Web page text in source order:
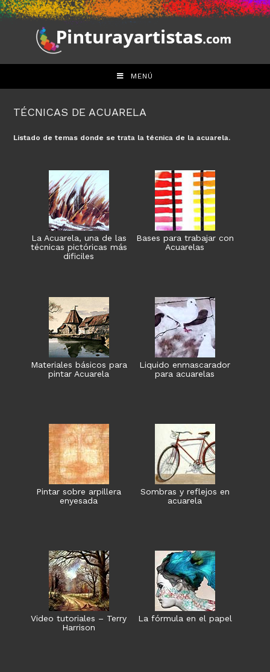
Saltar
al
contenido
MENÚ
TÉCNICAS DE ACUARELA
Listado de temas donde se trata la técnica de la acuarela.
La Acuarela, una de las
técnicas pictóricas más
dificiles
Bases para trabajar con
Acuarelas
Materiales básicos para
pintar Acuarela
Liquido enmascarador
para acuarelas
Pintar sobre arpillera
enyesada
Sombras y reflejos en
acuarela
Video tutoriales – Terry
Harrison
La fórmula en el papel